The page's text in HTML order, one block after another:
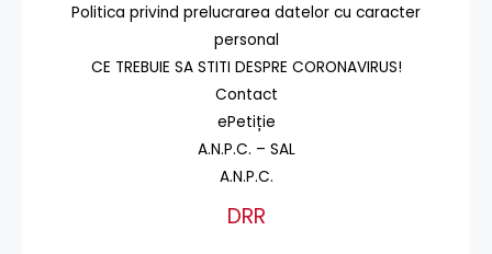
Politica privind prelucrarea datelor cu caracter
personal
CE TREBUIE SA STITI DESPRE CORONAVIRUS!
Contact
ePetiție
A.N.P.C. – SAL
A.N.P.C.
DRR